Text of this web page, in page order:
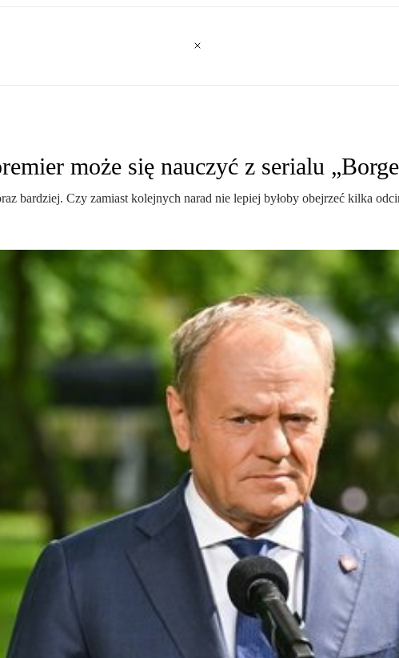
może się nauczyć z serialu
bardziej. Czy zamiast kolejnych narad nie lepiej byłoby obejrzeć kilka